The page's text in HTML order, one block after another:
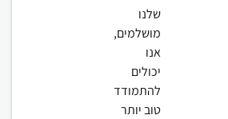
שלנו
מושלמים,
אנו
יכולים
להתמודד
טוב יותר